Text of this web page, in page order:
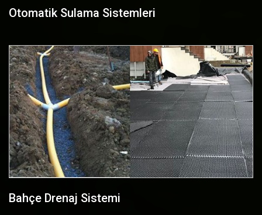
Otomatik Sulama Sistemleri
Bahçe Drenaj Sistemi